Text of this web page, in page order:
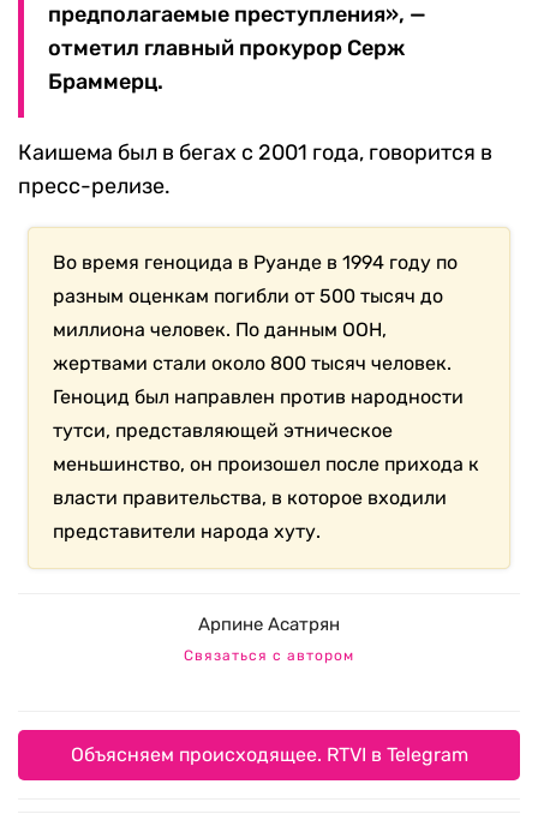
предполагаемые преступления», —
отметил главный прокурор Серж
Браммерц.
Каишема был в бегах с 2001 года, говорится в
пресс-релизе.
Во время геноцида в Руанде в 1994 году по
разным оценкам погибли от 500 тысяч до
миллиона человек. По данным ООН,
жертвами стали около 800 тысяч человек.
Геноцид был направлен против народности
тутси, представляющей этническое
меньшинство, он произошел после прихода к
власти правительства, в которое входили
представители народа хуту.
Арпине Асатрян
Связаться с автором
Объясняем происходящее. RTVI в Telegram